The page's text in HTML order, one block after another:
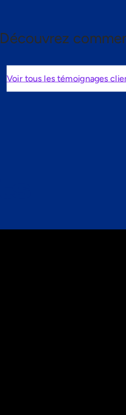
Découvrez
Voir tous les témoignages